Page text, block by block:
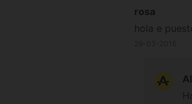
rosa
hola e